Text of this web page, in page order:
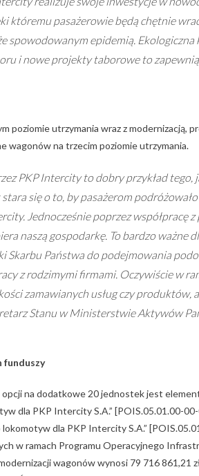
któremu pasażerowie będą chętnie
spowodowanym epidemią. Ekologiczna
i nowe projekty taborowe to
poziomie utrzymania wraz z
wagonów na trzecim poziomie utrzymania.
PKP Intercity to dobry przykład tego,
się o to, by pasażerom
Jednocześnie poprzez współpracę
naszą gospodarkę. To bardzo
Skarbu Państwa do podejmowania
z rodzimymi firmami. Oczywiście w
zamawianych usług czy
Stanu w Ministerstwie Aktywów
funduszy
na dodatkowe 20 jednostek jest
dla PKP Intercity S.A.” [POIS.05.01.00-
dla PKP Intercity S.A.”
w ramach Programu Operacyjnego
wagonów wynosi 79 716 861,21